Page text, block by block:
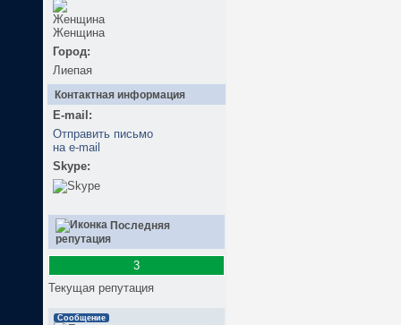
Женщина
Город:
Лиепая
Контактная информация
E-mail:
Отправить письмо
на e-mail
Skype:
Последняя
репутация
3
Текущая репутация
Сообщение